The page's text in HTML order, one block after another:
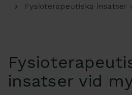
Fysioterapeutiska insatser
insatser vid